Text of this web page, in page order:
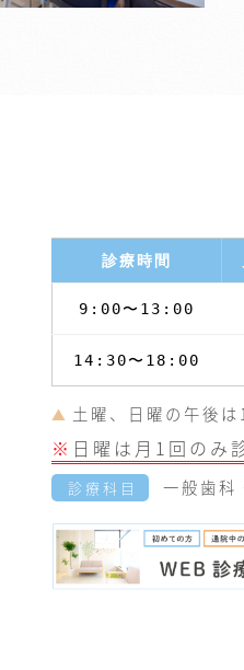
診療時間
9:00〜13:00
14:30〜18:00
▲ 土曜、日曜の午後
※ 日曜は月1回のみ
診療科目 一般歯科